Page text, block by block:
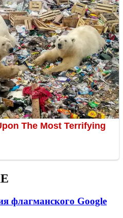
флагманского Google